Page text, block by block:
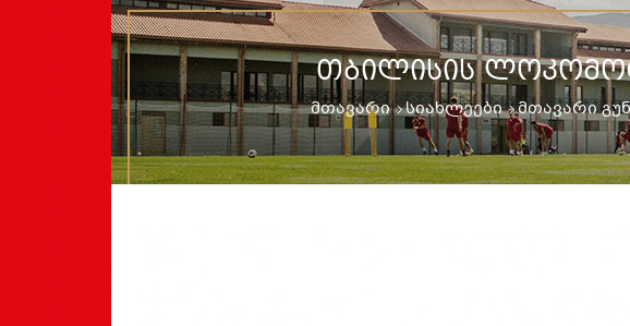
ᲗᲑᲘᲚᲘᲡᲘᲡ
მთავარი სიახლეები მთავარი